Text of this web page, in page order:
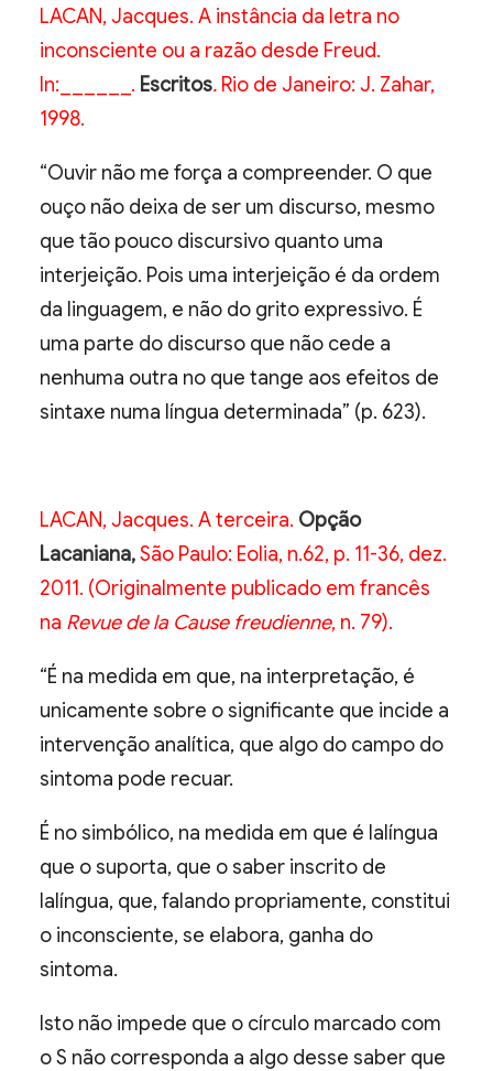
LACAN, Jacques. A instância da letra no
inconsciente ou a razão desde Freud.
In:______. Escritos. Rio de Janeiro: J. Zahar,
1998.
“Ouvir não me força a compreender. O que
ouço não deixa de ser um discurso, mesmo
que tão pouco discursivo quanto uma
interjeição. Pois uma interjeição é da ordem
da linguagem, e não do grito expressivo. É
uma parte do discurso que não cede a
nenhuma outra no que tange aos efeitos de
sintaxe numa língua determinada” (p. 623).
LACAN, Jacques. A terceira. Opção
Lacaniana,São Paulo: Eolia, n.62, p. 11-36, dez.
2011. (Originalmente publicado em francês
na Revue de la Cause freudienne, n. 79).
“É na medida em que, na interpretação, é
unicamente sobre o significante que incide a
intervenção analítica, que algo do campo do
sintoma pode recuar.
É no simbólico, na medida em que é lalíngua
que o suporta, que o saber inscrito de
lalíngua, que, falando propriamente, constitui
o inconsciente, se elabora, ganha do
sintoma.
Isto não impede que o círculo marcado com
o S não corresponda a algo desse saber que